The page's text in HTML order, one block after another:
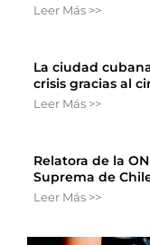
Leer Más >>
La ciudad
crisis gracias al
Leer Más >>
Relatora de la
Suprema de
Leer Más >>